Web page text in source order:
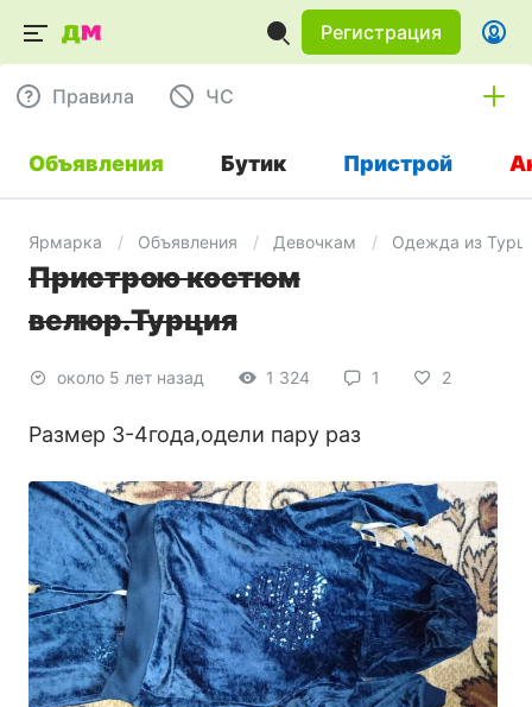
Регистрация
Правила ЧC
Объявления Бутик Пристрой
Ярмарка Объявления Девочкам Одежда из
Пристрою костюм
велюр.Турция
около 5 лет назад 1 324 1 2
Размер 3-4года,одели пару раз